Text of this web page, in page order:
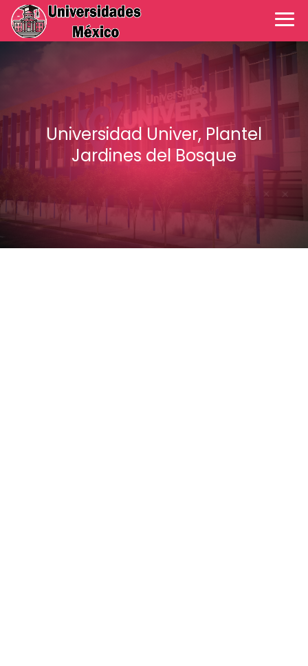
Universidad Univer, Plantel
Jardines del Bosque